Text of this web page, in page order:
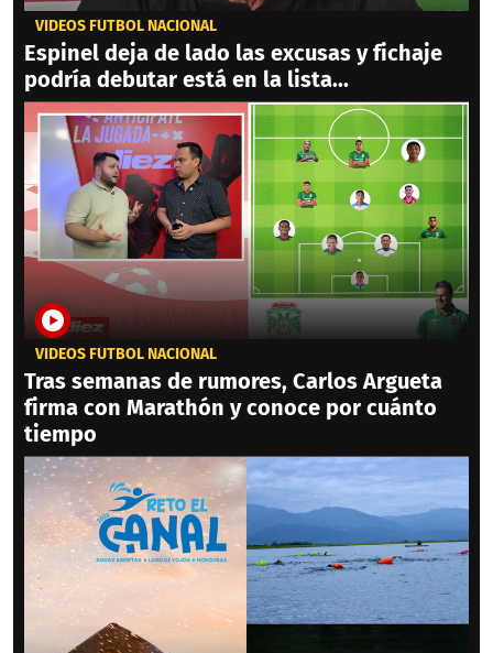
VIDEOS FÚTBOL NACIONAL
Espinel deja de lado las excusas y fichaje
podría debutar está en la lista...
VIDEOS FÚTBOL NACIONAL
Tras semanas de rumores, Carlos Argueta
firma con Marathón y conoce por cuánto
tiempo